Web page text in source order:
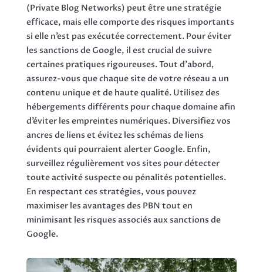
(Private Blog Networks) peut être une stratégie
efficace, mais elle comporte des risques importants
si elle n’est pas exécutée correctement. Pour éviter
les sanctions de Google, il est crucial de suivre
certaines pratiques rigoureuses. Tout d’abord,
assurez-vous que chaque site de votre réseau a un
contenu unique et de haute qualité. Utilisez des
hébergements différents pour chaque domaine afin
d’éviter les empreintes numériques. Diversifiez vos
ancres de liens et évitez les schémas de liens
évidents qui pourraient alerter Google. Enfin,
surveillez régulièrement vos sites pour détecter
toute activité suspecte ou pénalités potentielles.
En respectant ces stratégies, vous pouvez
maximiser les avantages des PBN tout en
minimisant les risques associés aux sanctions de
Google.